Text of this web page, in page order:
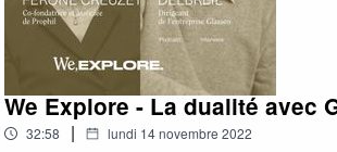
We Explore - La dualité avec
32:58 | lundi 14 novembre 2022